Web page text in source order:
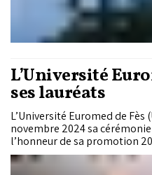
L’Université
ses lauréats
L’Université Euromed de Fès
novembre 2024 sa
l’honneur de sa promotion
célébré 460 diplômés, parmi
du continent africain formés